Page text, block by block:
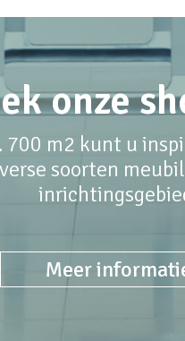
onze
700 m2 kunt u
soorten
Meer